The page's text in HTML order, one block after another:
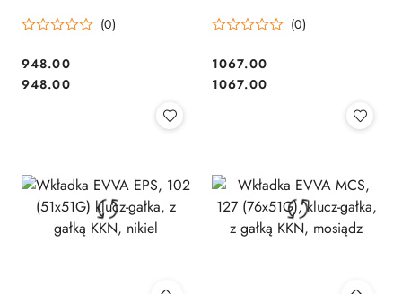
(0)
Cena:
948.00
Cena:
948.00
(0)
Cena:
1067.00
Cena:
1067.00